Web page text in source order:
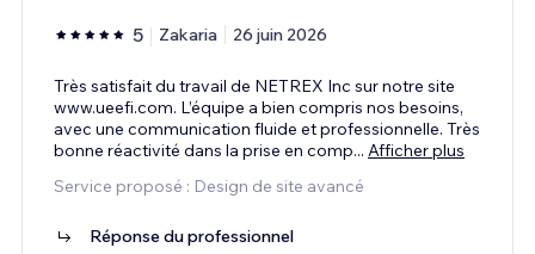
5 Zakaria 26 juin 2026
Très satisfait du travail de NETREX Inc sur notre site
www.ueefi.com. L’équipe a bien compris nos besoins,
avec une communication fluide et professionnelle. Très
bonne réactivité dans la prise en comp... Afficher plus
Service proposé : Design de site avancé
Réponse du professionnel